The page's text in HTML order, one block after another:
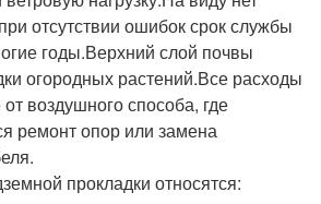
отсутствии ошибок срок службы
годы.Верхний слой почвы
огородных растений.Все расходы
воздушного способа, где
ремонт опор или замена
прокладки относятся: